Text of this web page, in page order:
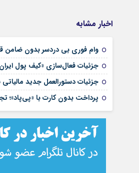
اخبار مشابه
وام فوری بی دردسر بدون ضامن
جزئیات فعال‌سازی «کیف پول
جزئیات دستورالعمل جدید مالیاتی
پرداخت بدون کارت با